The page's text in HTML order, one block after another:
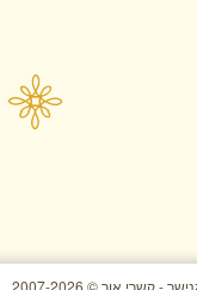
קשרי אור © 2007-2026